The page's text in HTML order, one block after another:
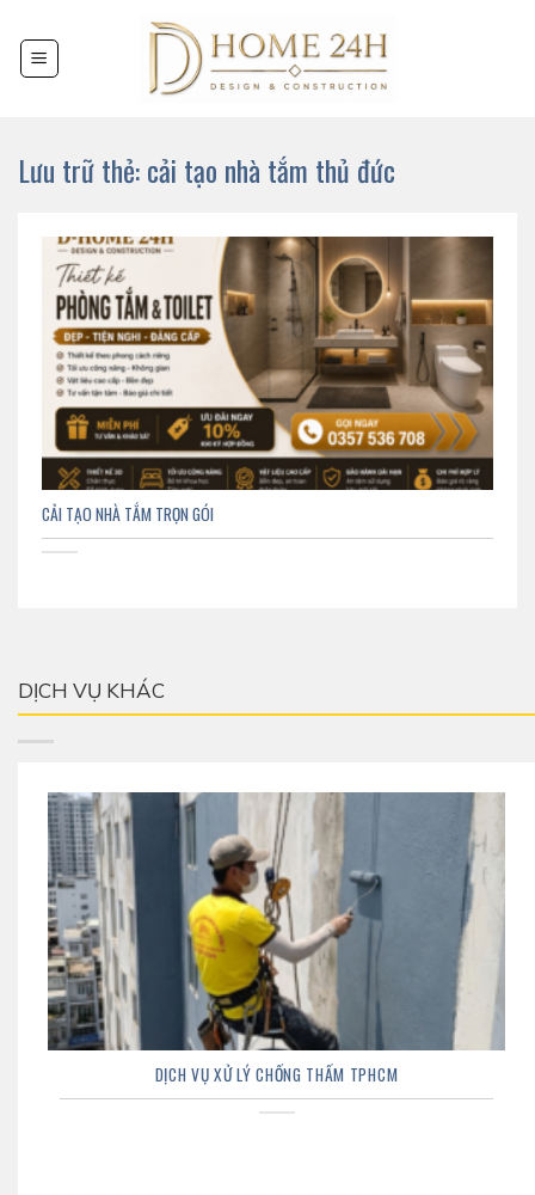
đến
nội
Lưu trữ thẻ:cải tạo nhà tắm thủ đức
CẢI TẠO NHÀ TẮM TRỌN GÓI
DỊCH VỤ KHÁC
DỊCH VỤ XỬ LÝ CHỐNG THẤM TPHCM